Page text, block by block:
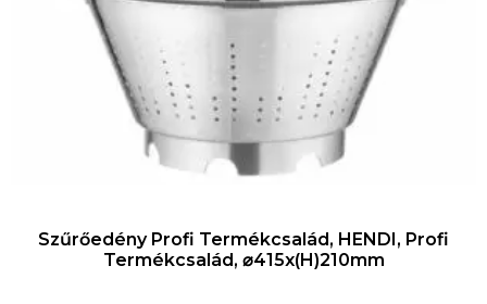
Szűrőedény Profi Termékcsalád, HENDI, Profi
Termékcsalád, ⌀415x(H)210mm